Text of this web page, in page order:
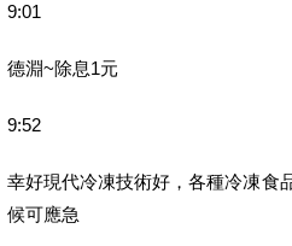
9:01
德淵~除息1元
9:52
幸好現代冷凍技術好，各種冷凍食
候可應急